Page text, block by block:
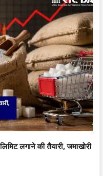
लगाने की तैयारी, जमाखोरी